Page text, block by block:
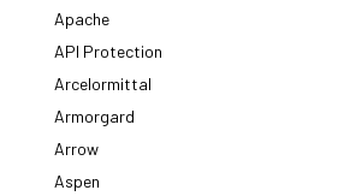
Apache
API Protection
Arcelormittal
Armorgard
Arrow
Aspen